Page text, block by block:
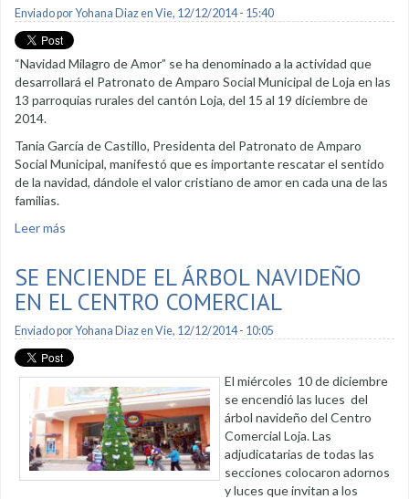
Enviado porYohana Diazen Vie, 12/12/2014 - 15:40
“Navidad Milagro de Amor” se ha denominado a la actividad que
desarrollará el Patronato de Amparo Social Municipal de Loja en las
13 parroquias rurales del cantón Loja, del 15 al 19 diciembre de
2014.
Tania García de Castillo, Presidenta del Patronato de Amparo
Social Municipal, manifestó que es importante rescatar el sentido
de la navidad, dándole el valor cristiano de amor en cada una de las
familias.
Leer más
SE ENCIENDE EL ÁRBOL NAVIDEÑO
EN EL CENTRO COMERCIAL
Enviado porYohana Diazen Vie, 12/12/2014 - 10:05
El miércoles 10 de diciembre
se encendió las luces del
árbol navideño del Centro
Comercial Loja. Las
adjudicatarias de todas las
secciones colocaron adornos
y luces que invitan a los